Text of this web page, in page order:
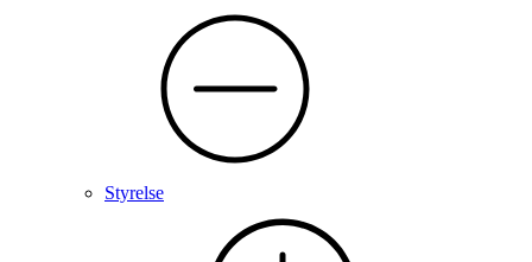
Styrelse